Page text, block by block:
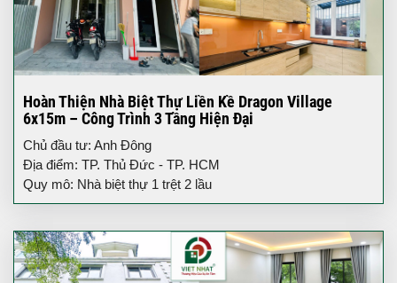
Hoàn Thiện Nhà Biệt Thự Liền Kề Dragon Village
6x15m – Công Trình 3 Tầng Hiện Đại
Chủ đầu tư: Anh Đông
Địa điểm: TP. Thủ Đức - TP. HCM
Quy mô: Nhà biệt thự 1 trệt 2 lầu